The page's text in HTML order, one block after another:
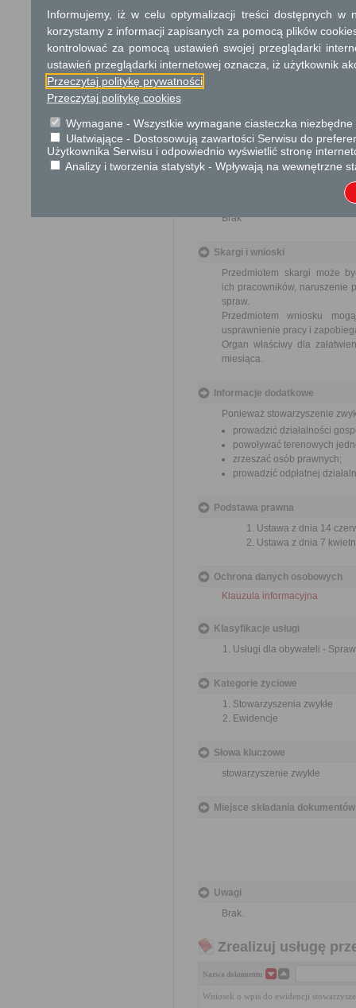
Termin załatwienia sprawy
Właściwy starosta ma
prawidłowego i pełnego
Dodatkowe
Opłata
Postępowanie wolne od opłat.
Brak
Skargi i wnioski
Przedmiotem skargi może
ich pracowników, naruszenie
spraw.
Przedmiotem wniosku
usprawnienie pracy i
Organ właściwy dla
miesiąca.
Informacje dodatkowe
Ponieważ stowarzyszenie
prowadzić działalności
powoływać terenowych
zrzeszać osób prawnych;
prowadzić odpłatnej
Podstawa prawna
Ustawa z dnia 14
Ustawa z dnia 7
Ochrona danych osobowych
Klauzula informacyjna
Klasyfikacje usługi
Usługi dla obywateli -
Kategorie życiowe
Stowarzyszenia zwykłe
Ewidencje
Słowa kluczowe
stowarzyszenie zwykłe
Miejsce składania dokumentów
Uwagi
Brak.
Zrealizuj usługę
Nazwa dokumentu
Wniosek o wpis do ewidencji
Informujemy, iż w celu optymalizacji treści dostępnych w
korzystamy z informacji zapisanych za pomocą plików
kontrolować za pomocą ustawień swojej przeglądarki
ustawień przeglądarki internetowej oznacza, iż użytkownik
Przeczytaj politykę prywatności
Przeczytaj politykę cookies
Wymagane - Wszystkie wymagane ciasteczka
Ułatwiające - Dostosowują zawartości Serwisu do
Użytkownika Serwisu i odpowiednio wyświetlić stronę
Analizy i tworzenia statystyk - Wpływają na wewnętrzne